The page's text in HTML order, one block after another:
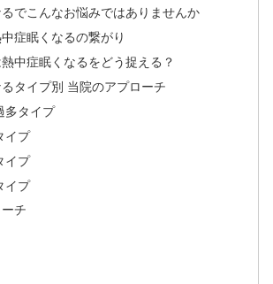
でこんなお悩みではありませんか
症眠くなるの繋がり
中症眠くなるをどう捉える？
タイプ別 当院のアプローチ
多タイプ
イプ
イプ
イプ
チ